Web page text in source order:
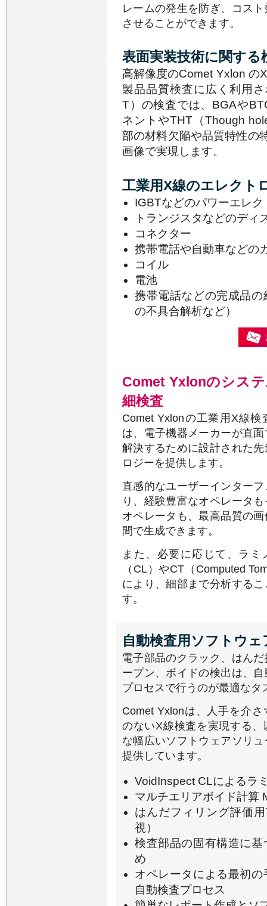
レームの発生を防ぎ、コス
させることができます。
表面実装技術に関する
高解像度のComet Yxlon の
製品品質検査に広く利用
T）の検査では、BGAや
ネントやTHT（Though
部の材料欠陥や品質特性の
画像で実現します。
工業用X線のエレクト
IGBTなどのパワーエレ
トランジスタなどのディ
コネクター
携帯電話や自動車などの
コイル
電池
携帯電話などの完成品
の不具合解析など）
Comet Yxlonのシス
細検査
Comet Yxlonの工業用X線検
は、電子機器メーカーが直
解決するために設計された
ロジーを提供します。
直感的なユーザーインター
り、経験豊富なオペレータ
オペレータも、最高品質の
間で生成できます。
また、必要に応じて、ラミ
（CL）やCT（Computed
により、細部まで分析する
す。
自動検査用ソフトウ
電子部品のクラック、はん
ープン、ボイドの検出は、
プロセスで行うのが最適なタ
Comet Yxlonは、人手を介さ
のないX線検査を実現する、
な幅広いソフトウェアソリ
提供しています。
VoidInspect CLによるラ
マルチエリアボイド計算
はんだフィリング評価
視）
検査部品の固有構造に
め
オペレータによる最初
自動検査プロセス